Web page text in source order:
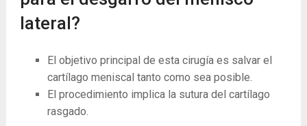
lateral?
El objetivo principal de esta cirugía es salvar el
cartílago meniscal tanto como sea posible.
El procedimiento implica la sutura del cartílago
rasgado.